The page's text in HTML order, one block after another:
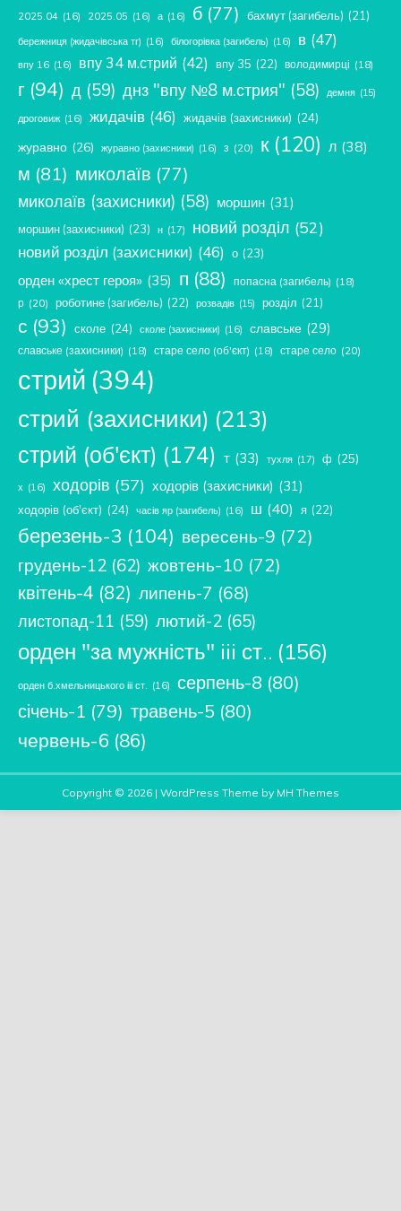
2025.04 (16) 2025.05 (16) а (16) б (77) бахмут (загибель) (21)
бережниця (жидачівська тг) (16) білогорівка (загибель) (16) в (47)
впу 16 (16) впу 34 м.стрий (42) впу 35 (22) володимирці (18)
г (94) д (59) днз "впу №8 м.стрия" (58) демня (15)
дроговиж (16) жидачів (46) жидачів (захисники) (24)
журавно (26) журавно (захисники) (16) з (20) к (120) л (38)
м (81) миколаїв (77)
миколаїв (захисники) (58) моршин (31)
моршин (захисники) (23) н (17) новий розділ (52)
новий розділ (захисники) (46) о (23)
орден «хрест героя» (35) п (88) попасна (загибель) (18)
р (20) роботине (загибель) (22) розвадів (15) розділ (21)
с (93) сколе (24) сколе (захисники) (16) славське (29)
славське (захисники) (18) старе село (об'єкт) (18) старе село (20)
стрий (394)
стрий (захисники) (213)
стрий (об'єкт) (174) т (33) тухля (17) ф (25)
х (16) ходорів (57) ходорів (захисники) (31)
ходорів (об'єкт) (24) часів яр (загибель) (16) ш (40) я (22)
березень-3 (104) вересень-9 (72)
грудень-12 (62) жовтень-10 (72)
квітень-4 (82) липень-7 (68)
листопад-11 (59) лютий-2 (65)
орден "за мужність" iii ст.. (156)
орден б.хмельницького ііі ст. (16) серпень-8 (80)
січень-1 (79) травень-5 (80)
червень-6 (86)
Copyright © 2026 | WordPress Theme by MH Themes